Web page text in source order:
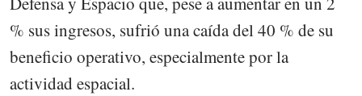
% sus ingresos, sufrió una caída del 40 % de su
beneficio operativo, especialmente por la
actividad espacial.